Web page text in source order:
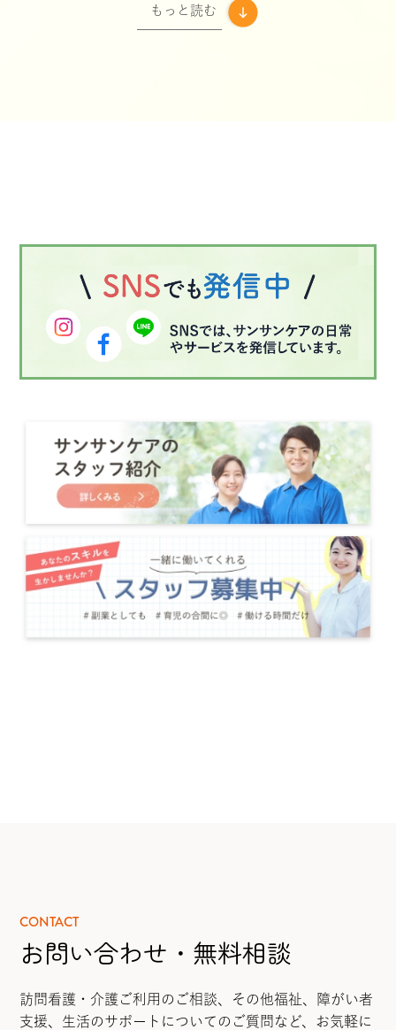
もっと読む
CONTACT
お問い合わせ・無料相談
訪問看護・介護ご利用のご相談、その他福祉、障がい者
支援、生活のサポートについてのご質問など、お気軽に